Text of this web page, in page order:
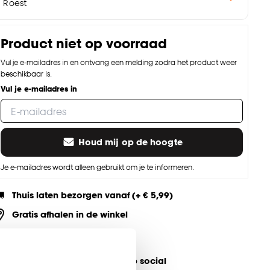
Roest
Product niet op voorraad
Vul je e-mailadres in en ontvang een melding zodra het product weer
beschikbaar is.
Vul je e-mailadres in
Houd mij op de hoogte
Je e-mailadres wordt alleen gebruikt om je te informeren.
Thuis laten bezorgen vanaf (+ € 5,99)
Gratis afhalen in de winkel
jouw product & volg ons op social